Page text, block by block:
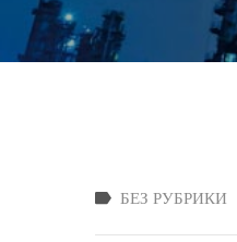
БЕЗ РУБРИКИ